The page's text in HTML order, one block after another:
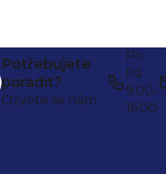
Potřebujete
poradit?
Ozvěte se nám
Po-
Pá
9:00-
16:00